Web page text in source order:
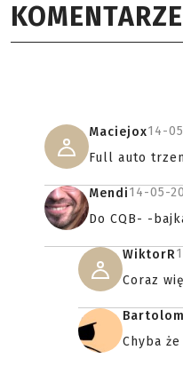
KOMENTARZE
Maciejox14-
Full auto
Mendi14-05-
Do CQB- -
WiktorR
Coraz
Chyba